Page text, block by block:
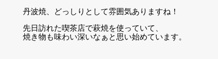
丹波焼、どっしりとして雰囲気ありますね！
先日訪れた喫茶店で萩焼を使っていて、
焼き物も味わい深いなぁと思い始めています。